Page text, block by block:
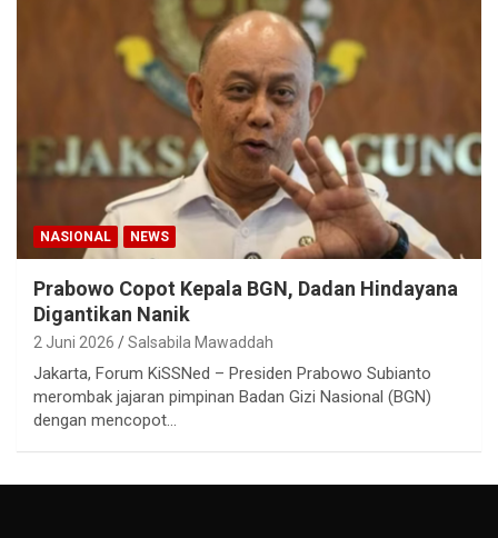
NASIONAL NEWS
Prabowo Copot Kepala BGN, Dadan Hindayana
Digantikan Nanik
2 Juni 2026 Salsabila Mawaddah
Jakarta, Forum KiSSNed – Presiden Prabowo Subianto
merombak jajaran pimpinan Badan Gizi Nasional (BGN)
dengan mencopot…